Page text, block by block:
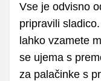
Vse je odvisno
pripravili
lahko vzamete
se ujema s
za palačinke s